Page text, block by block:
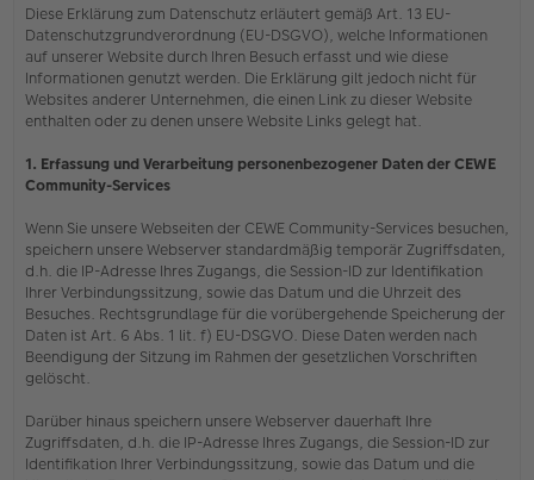
Diese Erklärung zum Datenschutz erläutert gemäß Art. 13 EU-
Datenschutzgrundverordnung (EU-DSGVO), welche Informationen
auf unserer Website durch Ihren Besuch erfasst und wie diese
Informationen genutzt werden. Die Erklärung gilt jedoch nicht für
Websites anderer Unternehmen, die einen Link zu dieser Website
enthalten oder zu denen unsere Website Links gelegt hat.
1. Erfassung und Verarbeitung personenbezogener Daten der CEWE
Community-Services
Wenn Sie unsere Webseiten der CEWE Community-Services besuchen,
speichern unsere Webserver standardmäßig temporär Zugriffsdaten,
d.h. die IP-Adresse Ihres Zugangs, die Session-ID zur Identifikation
Ihrer Verbindungssitzung, sowie das Datum und die Uhrzeit des
Besuches. Rechtsgrundlage für die vorübergehende Speicherung der
Daten ist Art. 6 Abs. 1 lit. f) EU-DSGVO. Diese Daten werden nach
Beendigung der Sitzung im Rahmen der gesetzlichen Vorschriften
gelöscht.
Darüber hinaus speichern unsere Webserver dauerhaft Ihre
Zugriffsdaten, d.h. die IP-Adresse Ihres Zugangs, die Session-ID zur
Identifikation Ihrer Verbindungssitzung, sowie das Datum und die